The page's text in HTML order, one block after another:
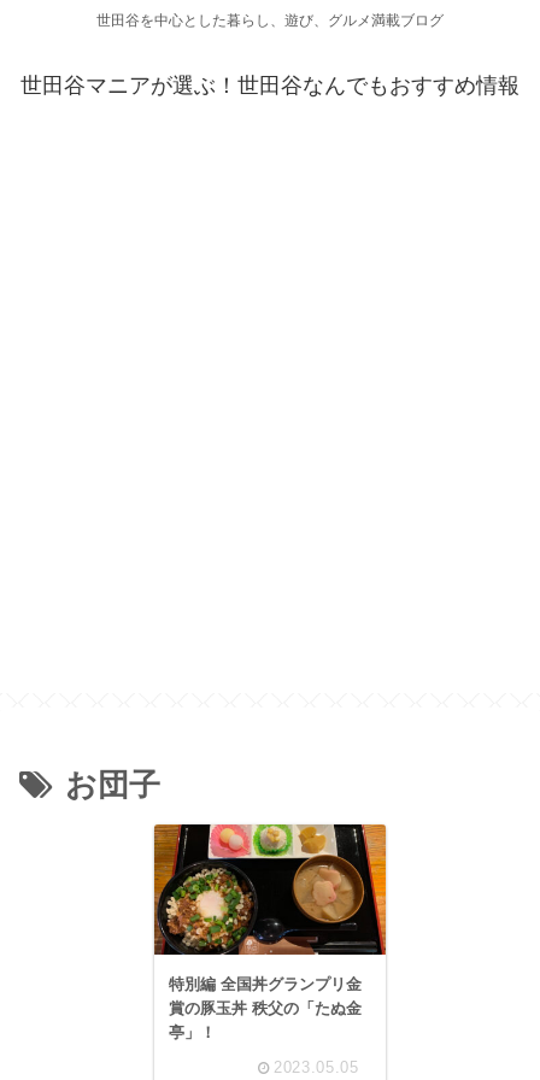
世田谷を中心とした暮らし、遊び、グルメ満載ブログ
世田谷マニアが選ぶ！世田谷なんでもおすすめ情報
お団子
特別編 全国丼グランプリ金
賞の豚玉丼 秩父の「たぬ金
亭」！
2023.05.05